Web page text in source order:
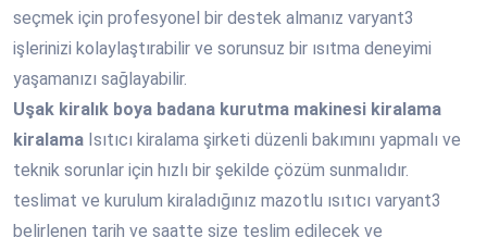
seçmek için profesyonel bir destek almanız varyant3
işlerinizi kolaylaştırabilir ve sorunsuz bir ısıtma deneyimi
yaşamanızı sağlayabilir.
Uşak kiralık boya badana kurutma makinesi kiralama
kiralama Isıtıcı kiralama şirketi düzenli bakımını yapmalı ve
teknik sorunlar için hızlı bir şekilde çözüm sunmalıdır.
teslimat ve kurulum kiraladığınız mazotlu ısıtıcı varyant3
belirlenen tarih ve saatte size teslim edilecek ve